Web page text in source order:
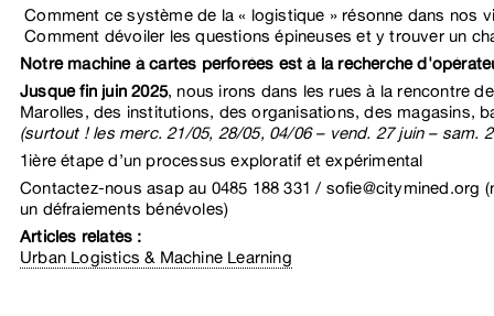
Comment ce système de la « logistique » résonne dans
Comment dévoiler les questions épineuses et y trouver un
Notre machine à cartes perforées est à la recherche
Jusque fin juin 2025, nous irons dans les rues à la rencontre
Marolles, des institutions, des organisations, des magasins,
(surtout ! les merc. 21/05, 28/05, 04/06 – vend. 27 juin – sam.
1ière étape d’un processus exploratif et expérimental
Contactez-nous asap au 0485 188 331 / sofie@citymined.org
un défraiements bénévoles)
Articles relatés :
Urban Logistics & Machine Learning